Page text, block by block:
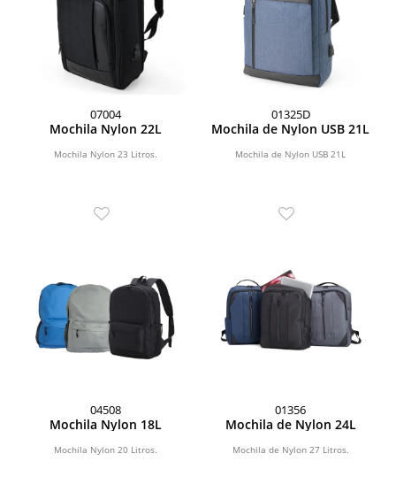
07004
Mochila Nylon 22L
Mochila Nylon 23 Litros.
01325D
Mochila de Nylon USB 21L
Mochila de Nylon USB 21L
04508
Mochila Nylon 18L
Mochila Nylon 20 Litros.
01356
Mochila de Nylon 24L
Mochila de Nylon 27 Litros.